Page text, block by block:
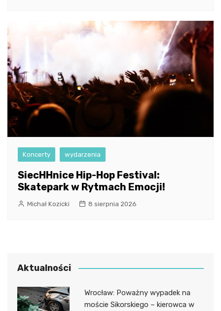
Koncerty wydarzenia
SiecHHnice Hip-Hop Festival:
Skatepark w Rytmach Emocji!
Michał Kozicki 8 sierpnia 2026
Aktualności
Wrocław: Poważny wypadek na
moście Sikorskiego – kierowca w